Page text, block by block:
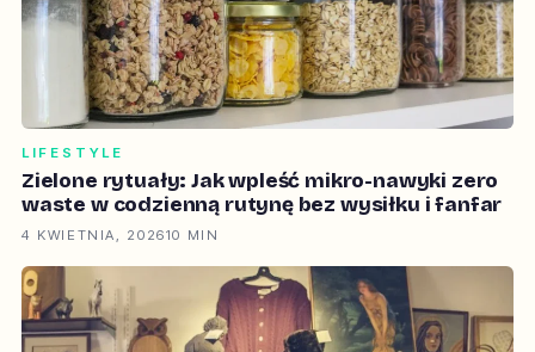
LIFESTYLE
Zielone rytuały: Jak wpleść mikro-nawyki zero
waste w codzienną rutynę bez wysiłku i fanfar
4 KWIETNIA, 202610 MIN